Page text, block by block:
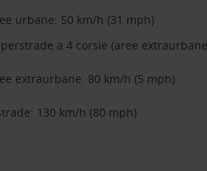
urbane: 50 km/h (31 mph)
a 4 corsie (aree
extraurbane: 80 km/h (5 mph)
130 km/h (80 mph)